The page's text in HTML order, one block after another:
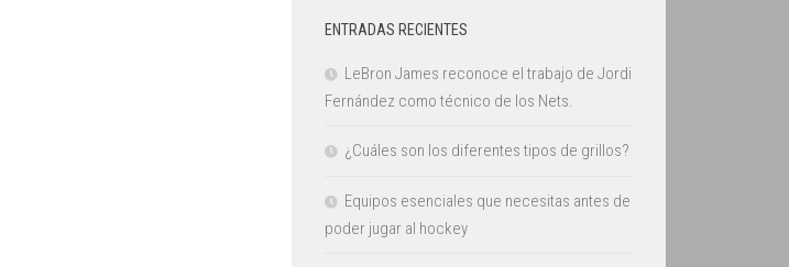
ENTRADAS RECIENTES
LeBron James reconoce el trabajo de Jordi
Fernández como técnico de los Nets.
¿Cuáles son los diferentes tipos de grillos?
Equipos esenciales que necesitas antes de
poder jugar al hockey